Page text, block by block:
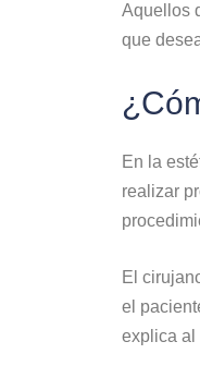
Aquellos
que
En la
realizar
El
el
explica al